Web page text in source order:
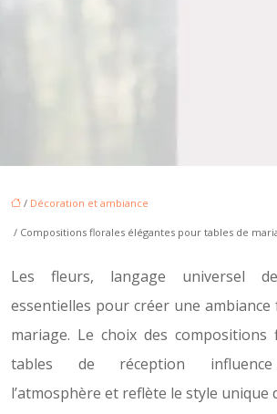
/ Décoration et ambiance
/ Compositions florales élégantes pour tables de
Les fleurs, langage universel
essentielles pour créer une ambiance
mariage. Le choix des
tables de réception influence
l’atmosphère et reflète le style unique